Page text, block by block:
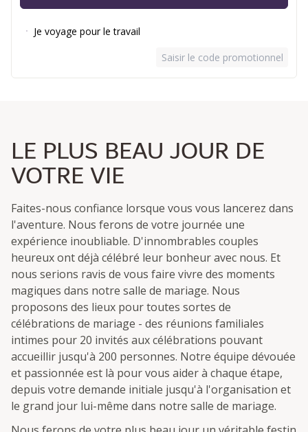
Je voyage pour le travail
Saisir le code promotionnel
LE PLUS BEAU JOUR DE
VOTRE VIE
Faites-nous confiance lorsque vous vous lancerez dans
l'aventure. Nous ferons de votre journée une
expérience inoubliable. D'innombrables couples
heureux ont déjà célébré leur bonheur avec nous. Et
nous serions ravis de vous faire vivre des moments
magiques dans notre salle de mariage. Nous
proposons des lieux pour toutes sortes de
célébrations de mariage - des réunions familiales
intimes pour 20 invités aux célébrations pouvant
accueillir jusqu'à 200 personnes. Notre équipe dévouée
et passionnée est là pour vous aider à chaque étape,
depuis votre demande initiale jusqu'à l'organisation et
le grand jour lui-même dans notre salle de mariage.